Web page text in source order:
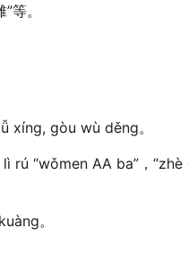
等。
gòu wù děng。
“wǒmen AA ba”，
。